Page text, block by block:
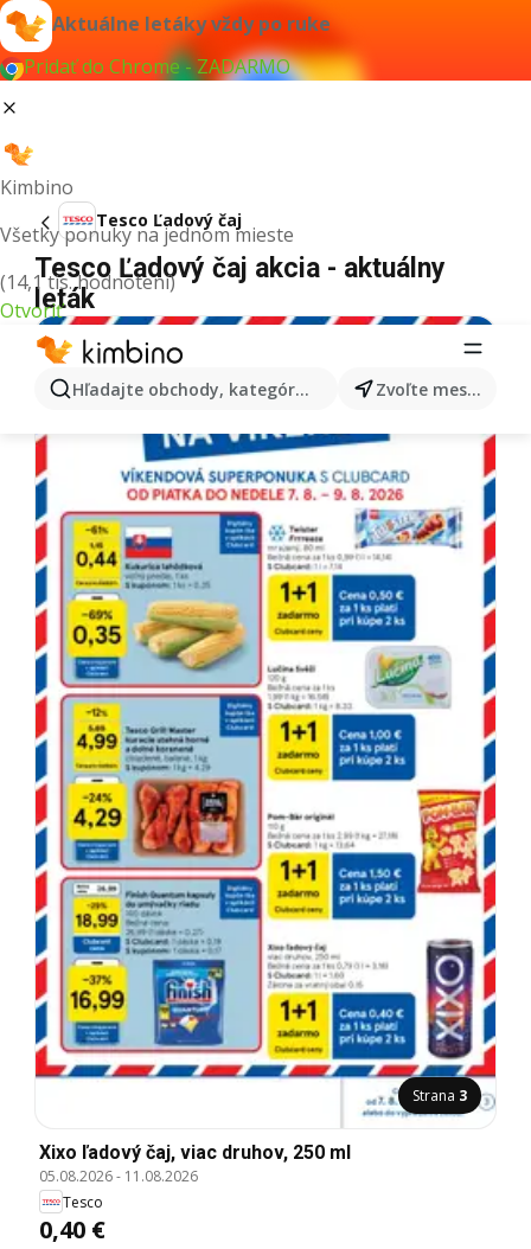
Aktuálne letáky vždy po ruke
Pridať do Chrome - ZADARMO
Kimbino
Všetky ponuky na jednom mieste
(14,1 tis. hodnotení)
Otvoriť
Hľadajte obchody, kategórie, produkty... Zvoľte mesto
Tesco Ľadový čaj
Tesco Ľadový čaj akcia - aktuálny
leták
Strana 3
Xixo ľadový čaj, viac druhov, 250 ml
05.08.2026- 11.08.2026
Tesco
0,40 €